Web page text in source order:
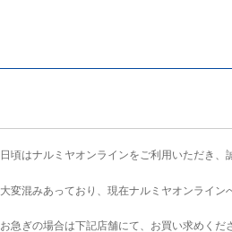
日頃はナルミヤオンラインをご利用いただき、
大変混みあっており、現在ナルミヤオンライン
お急ぎの場合は下記店舗にて、お買い求めくだ